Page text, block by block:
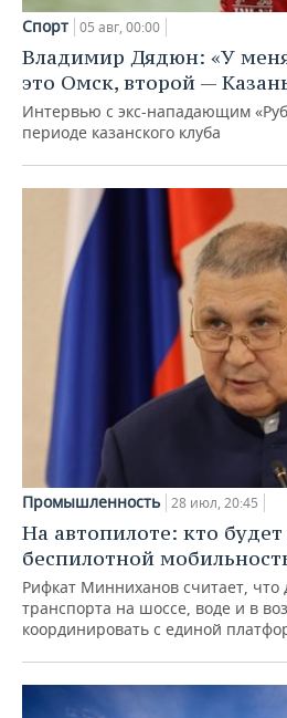
Спорт 05 авг, 00:00
Владимир Дядюн: «У
это Омск, второй —
Интервью с экс-нападающим
периоде казанского клуба
Промышленность 28 июл, 20:45
На автопилоте: кто будет
беспилотной
Рифкат Минниханов считает,
транспорта на шоссе, воде и в
координировать с единой